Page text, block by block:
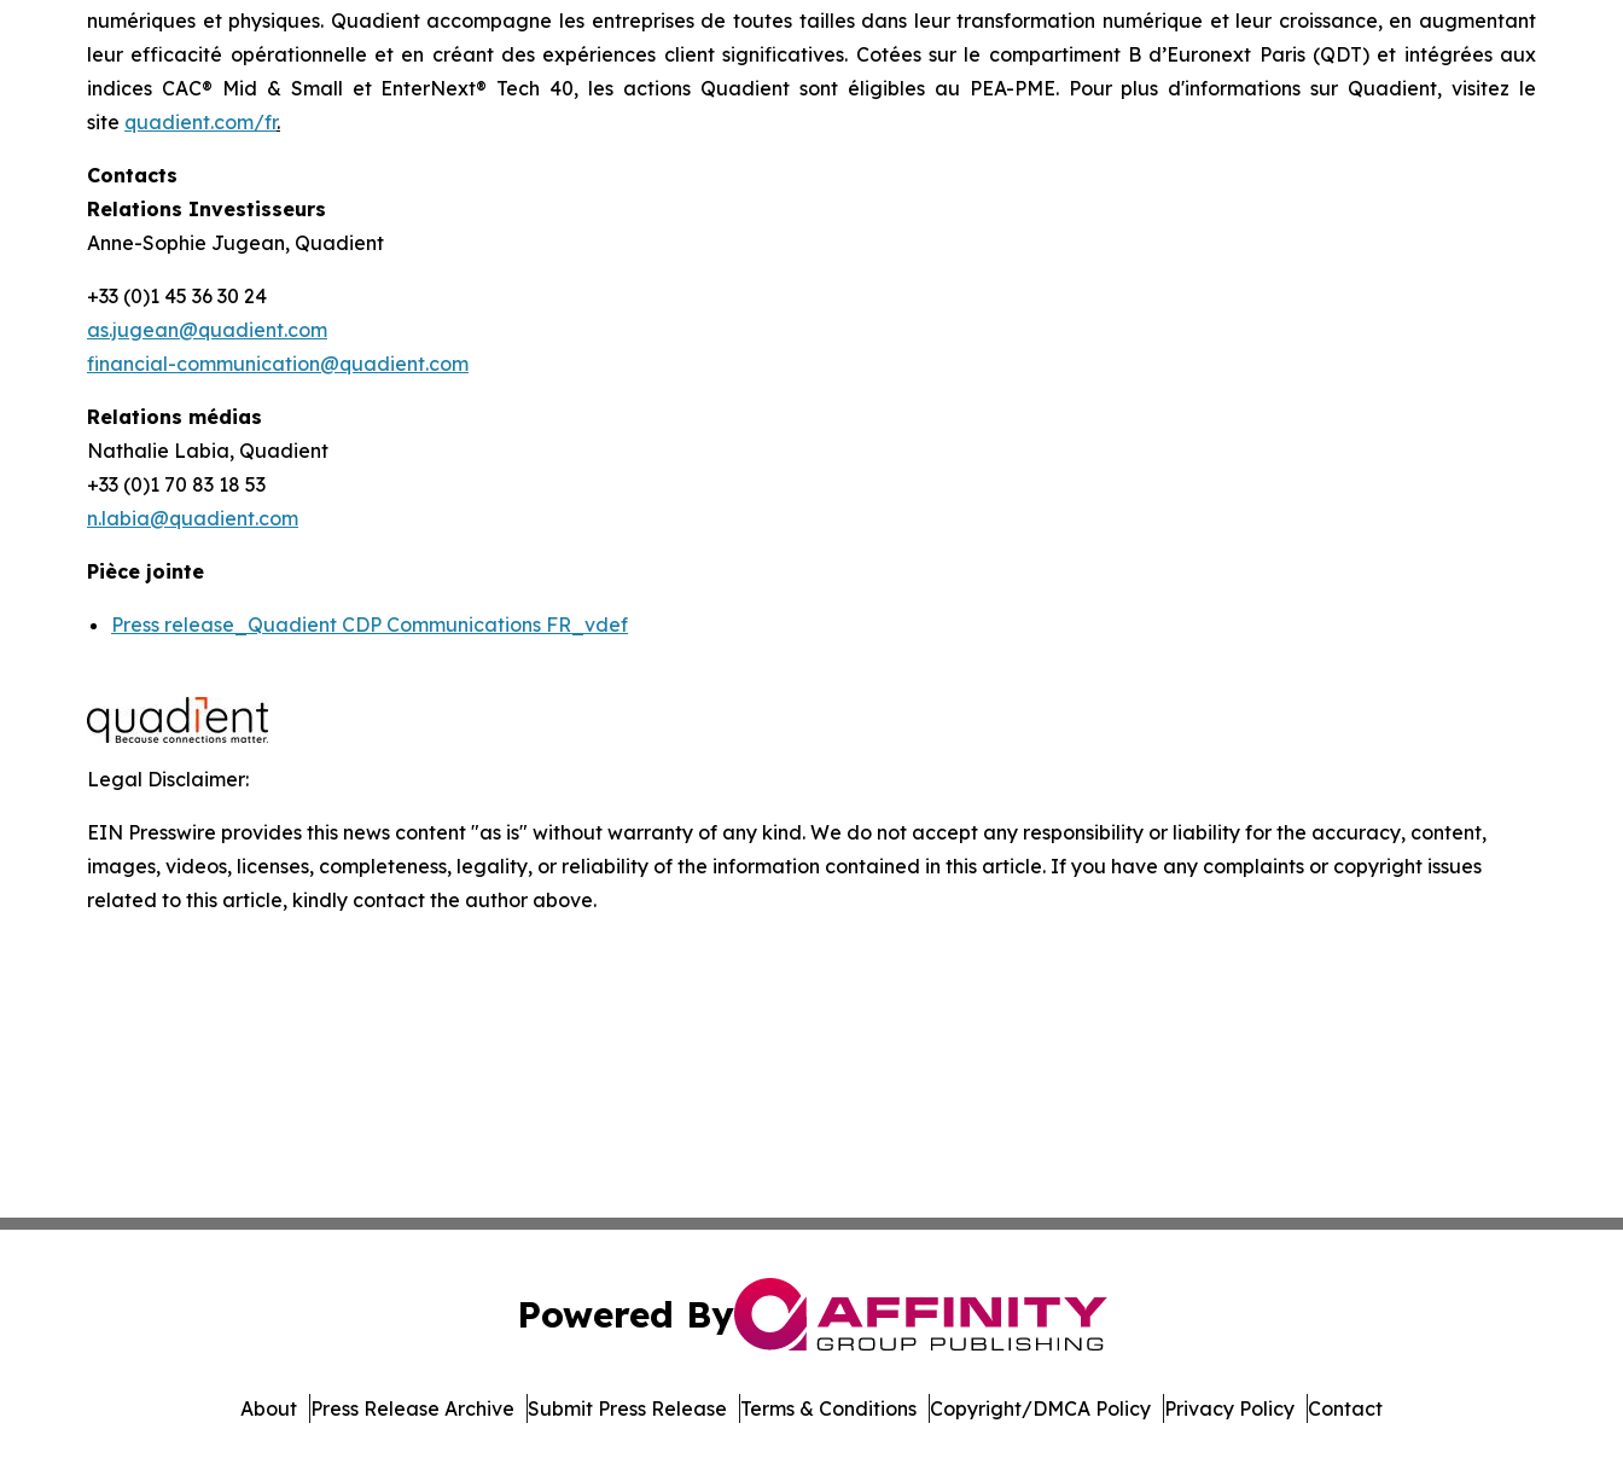
numériques et physiques. Quadient accompagne les entreprises de toutes tailles dans leur transformation numérique et leur croissance, en augmentant
leur efficacité opérationnelle et en créant des expériences client significatives. Cotées sur le compartiment B d’Euronext Paris (QDT) et intégrées aux
indices CAC® Mid & Small et EnterNext® Tech 40, les actions Quadient sont éligibles au PEA-PME. Pour plus d'informations sur Quadient, visitez le
site quadient.com/fr.
Contacts
Relations Investisseurs
Anne-Sophie Jugean, Quadient
+33 (0)1 45 36 30 24
as.jugean@quadient.com
financial-communication@quadient.com
Relations médias
Nathalie Labia, Quadient
+33 (0)1 70 83 18 53
n.labia@quadient.com
Pièce jointe
Press release_Quadient CDP Communications FR_vdef
Legal Disclaimer:
EIN Presswire provides this news content "as is" without warranty of any kind. We do not accept any responsibility or liability for the accuracy, content,
images, videos, licenses, completeness, legality, or reliability of the information contained in this article. If you have any complaints or copyright issues
related to this article, kindly contact the author above.
Powered By
About Press Release Archive Submit Press Release Terms & Conditions Copyright/DMCA Policy Privacy Policy Contact